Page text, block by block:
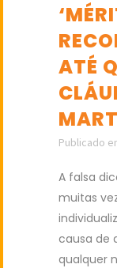
ATÉ
Publicado
A falsa
muitas
causa de
qualquer